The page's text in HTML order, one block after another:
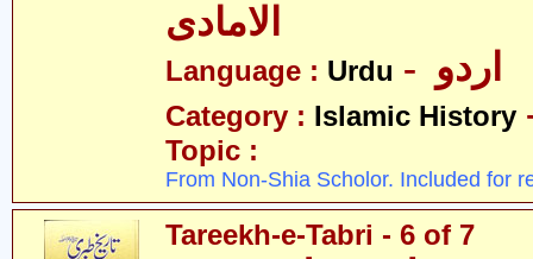
الامادی
Language : Urdu
Category : Islamic History
Topic :
From Non-Shia Scholor. Included for
Tareekh-e-Tabri - 6 of 7